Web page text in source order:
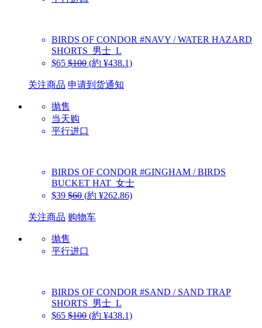
BIRDS OF CONDOR #NAVY / WATER HAZARD
SHORTS_男士_L
$65 $100 (約 ¥438.1)
关注商品 申请到货通知
抛售
当天购
平行进口
BIRDS OF CONDOR #GINGHAM / BIRDS
BUCKET HAT_女士
$39 $60 (約 ¥262.86)
关注商品 购物车
抛售
平行进口
BIRDS OF CONDOR #SAND / SAND TRAP
SHORTS_男士_L
$65 $100 (約 ¥438.1)